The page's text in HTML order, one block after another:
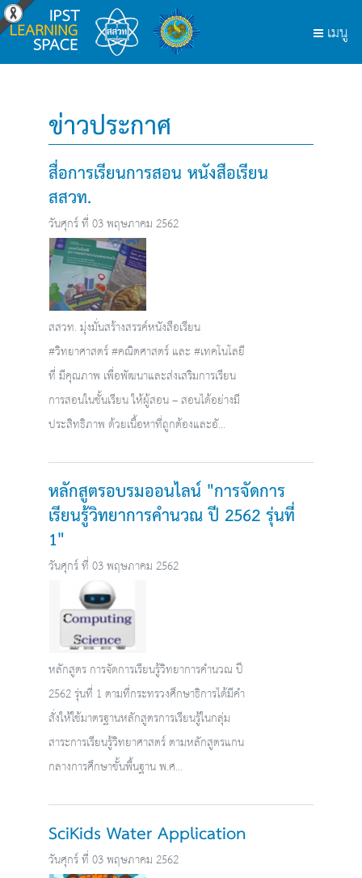
ข่าวประกาศ
สื่อการเรียนการสอน หนังสือเรียน
สสวท.
วันศุกร์ ที่ 03 พฤษภาคม 2562
สสวท. มุ่งมั่นสร้างสรรค์หนังสือเรียน
#วิทยาศาสตร์ #คณิตศาสตร์ และ #เทคโนโลยี
ที่ มีคุณภาพ เพื่อพัฒนาและส่งเสริมการเรียน
การสอนในชั้นเรียน ให้ผู้สอน – สอนได้อย่างมี
ประสิทธิภาพ ด้วยเนื้อหาที่ถูกต้องและอั...
หลักสูตรอบรมออนไลน์ "การจัดการ
เรียนรู้วิทยาการคำนวณ ปี 2562 รุ่นที่
1"
วันศุกร์ ที่ 03 พฤษภาคม 2562
หลักสูตร การจัดการเรียนรู้วิทยาการคำนวณ ปี
2562 รุ่นที่ 1 ตามที่กระทรวงศึกษาธิการได้มีคำ
สั่งให้ใช้มาตรฐานหลักสูตรการเรียนรู้ในกลุ่ม
สาระการเรียนรู้วิทยาศาสตร์ ตามหลักสูตรแกน
กลางการศึกษาขั้นพื้นฐาน พ.ศ...
SciKids Water Application
วันศุกร์ ที่ 03 พฤษภาคม 2562